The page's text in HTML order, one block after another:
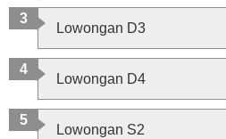
Lowongan D3
Lowongan D4
Lowongan S2